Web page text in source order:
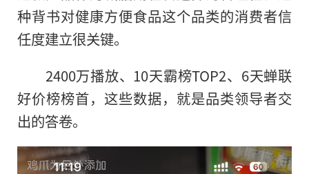
种背书对健康方便食品这个品类的消费者信
任度建立很关键。
2400万播放、10天霸榜TOP2、6天蝉联
好价榜榜首，这些数据，就是品类领导者交
出的答卷。